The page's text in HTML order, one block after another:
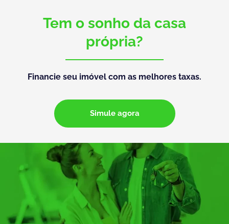
Tem o sonho da casa
própria?
Financie seu imóvel com as melhores taxas.
Simule agora